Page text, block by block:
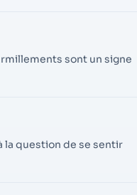
sont un signe
la question de se sentir